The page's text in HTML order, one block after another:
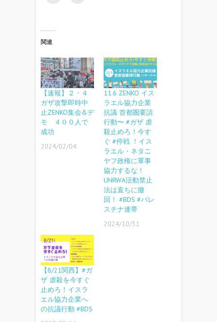
関連
【速報】２・４
ガザ攻撃即時中
止ZENKO集会&デ
モ ４００人で
成功
2024/02/04
11.6 ZENKO イス
ラエル協力企業
抗議 首都圏要請
行動〜 #ガザ 虐
殺止めろ！今す
ぐ #停戦 ！イス
ラエル・ネタニ
ヤフ政権に軍事
協力するな！
UNRWA活動禁止
法は直ちに撤
回！ #BDS #パレ
スチナ連帯
2024/10/31
【8/21関西】#ガ
ザ 虐殺を今すぐ
止めろ！イスラ
エル協力企業へ
の抗議行動 #BDS